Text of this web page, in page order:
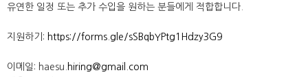
유연한 일정 또는 추가 수입을 원하는 분들에게 적합합니다.
지원하기: https://forms.gle/sSBqbYPtg1Hdzy3G9
이메일: haesu. hiring@gmail.com